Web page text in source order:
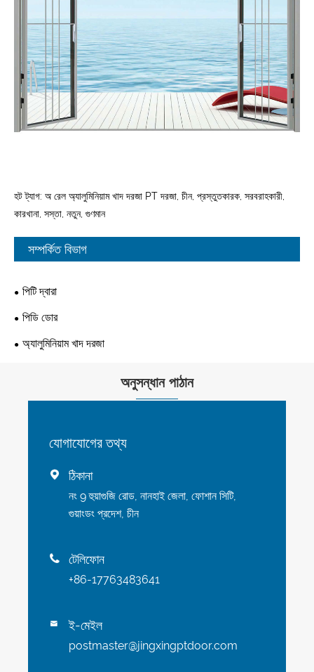
হট ট্যাগ: অ রেল অ্যালুমিনিয়াম খাদ দরজা PT দরজা, চীন, প্রস্তুতকারক, সরবরাহকারী,
কারখানা, সস্তা, নতুন, গুণমান
সম্পর্কিত বিভাগ
পিটি দ্বারা
পিডি ডোর
অ্যালুমিনিয়াম খাদ দরজা
অনুসন্ধান পাঠান
যোগাযোগের তথ্য
 ঠিকানা
নং 9 হুয়াগুজি রোড, নানহাই জেলা, ফোশান সিটি,
গুয়াংডং প্রদেশ, চীন
 টেলিফোন
+86-17763483641
 ই-মেইল
postmaster@jingxingptdoor.com